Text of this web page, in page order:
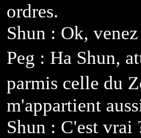
ordres.
Shun : Ok,
Peg : Ha Shun,
parmis celle du
m'appartient
Shun : C'est vrai